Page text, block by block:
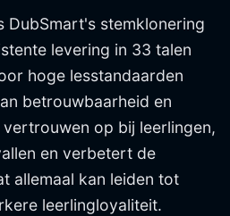
DubSmart's stemklonering
levering in 33 talen
hoge lesstandaarden
betrouwbaarheid en
op bij leerlingen,
en verbetert de
allemaal kan leiden tot
leerlingloyaliteit.